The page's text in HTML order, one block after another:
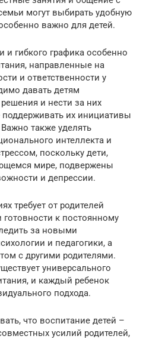
могут выбирать удобную
важно для детей.
и гибкого графика особенно
направленные на
и ответственности у
давать детям
и нести за них
поддерживать их инициативы
также уделять
интеллекта и
поскольку дети,
мире, подвержены
и депрессии.
требует от родителей
готовности к постоянному
за новыми
и педагогики, а
с другими родителями.
универсального
и каждый ребенок
подхода.
что воспитание детей –
усилий родителей,